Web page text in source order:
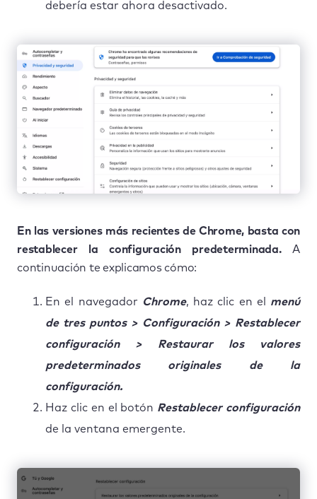
debería estar ahora desactivado.
En las versiones más recientes de Chrome, basta con
restablecer la configuración predeterminada.A
continuación te explicamos cómo:
En el navegador Chrome, haz clic en el menú
de tres puntos > Configuración > Restablecer
configuración > Restaurar los valores
predeterminados originales de la
configuración.
Haz clic en el botón Restablecer configuración
de la ventana emergente.